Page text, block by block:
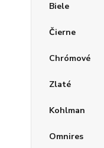
Biele
Čierne
Chrómové
Zlaté
Kohlman
Omnires